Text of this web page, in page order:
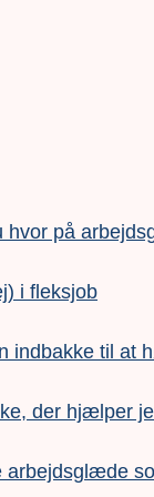
hvor på
i fleksjob
indbakke til at
der hjælper
arbejdsglæde